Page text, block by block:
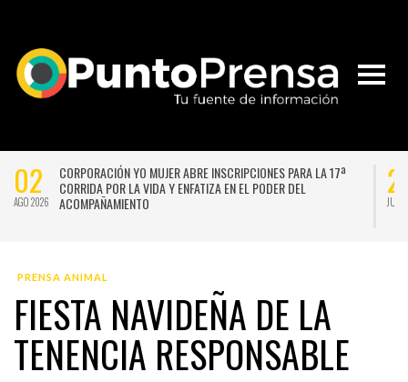
02
AGO 2026
CORPORACIÓN YO MUJER ABRE INSCRIPCIONES PARA LA 17ª
CORRIDA POR LA VIDA Y ENFATIZA EN EL PODER DEL
ACOMPAÑAMIENTO
JUL
PRENSA ANIMAL
FIESTA NAVIDEÑA DE LA
TENENCIA RESPONSABLE